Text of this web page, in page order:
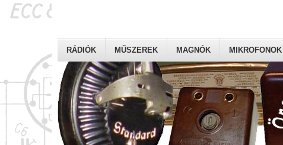
RÁDIÓK MŰSZEREK MAGNÓK MIKROFONOK